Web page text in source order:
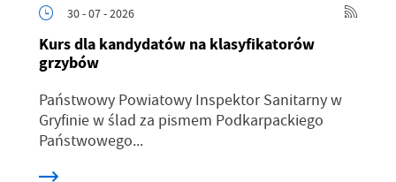
30 - 07 - 2026
Kurs dla kandydatów na klasyfikatorów
grzybów
Państwowy Powiatowy Inspektor Sanitarny w
Gryfinie w ślad za pismem Podkarpackiego
Państwowego...